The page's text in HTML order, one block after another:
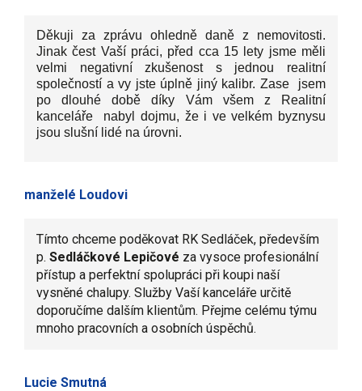
Děkuji za zprávu ohledně daně z nemovitosti.
Jinak čest Vaší práci, před cca 15 lety jsme měli
velmi negativní zkušenost s jednou realitní
společností a vy jste úplně jiný kalibr. Zase jsem
po dlouhé době díky Vám všem z Realitní
kanceláře nabyl dojmu, že i ve velkém byznysu
jsou slušní lidé na úrovni.
manželé Loudovi
Tímto chceme poděkovat RK Sedláček, především
p. Sedláčkové Lepičové za vysoce profesionální
přístup a perfektní spolupráci při koupi naší
vysněné chalupy. Služby Vaší kanceláře určitě
doporučíme dalším klientům. Přejme celému týmu
mnoho pracovních a osobních úspěchů.
Lucie Smutná